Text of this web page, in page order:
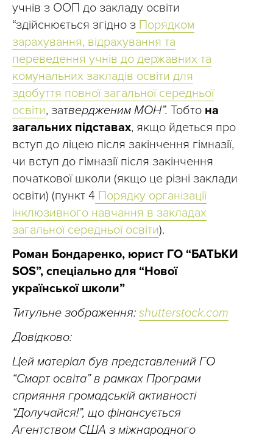
учнів з ООП до закладу освіти
“здійснюється згідно з Порядком
зарахування, відрахування та
переведення учнів до державних та
комунальних закладів освіти для
здобуття повної загальної середньої
освіти, затвердженим МОН”. Тобто на
загальних підставах, якщо йдеться про
вступ до ліцею після закінчення гімназії,
чи вступ до гімназії після закінчення
початкової школи (якщо це різні заклади
освіти) (пункт 4 Порядку організації
інклюзивного навчання в закладах
загальної середньої освіти).
Роман Бондаренко, юрист ГО “БАТЬКИ
SOS”, спеціально для “Нової
української школи”
Титульне зображення: shutterstock.com
Довідково:
Цей матеріал був представлений ГО
“Смарт освіта” в рамках Програми
сприяння громадській активності
“Долучайся!”, що фінансується
Агентством США з міжнародного